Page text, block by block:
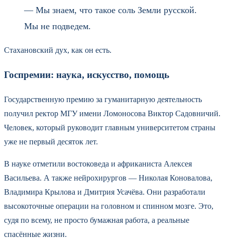
— Мы знаем, что такое соль Земли русской.
Мы не подведем.
Стахановский дух, как он есть.
Госпремии: наука, искусство, помощь
Государственную премию за гуманитарную деятельность
получил ректор МГУ имени Ломоносова Виктор Садовничий.
Человек, который руководит главным университетом страны
уже не первый десяток лет.
В науке отметили востоковеда и африканиста Алексея
Васильева. А также нейрохирургов — Николая Коновалова,
Владимира Крылова и Дмитрия Усачёва. Они разработали
высокоточные операции на головном и спинном мозге. Это,
судя по всему, не просто бумажная работа, а реальные
спасённые жизни.